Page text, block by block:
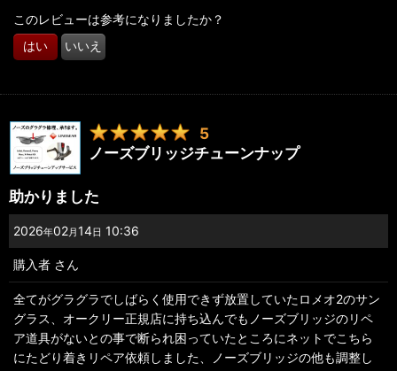
このレビューは参考になりましたか？
はい いいえ
5
ノーズブリッジチューンナップ
助かりました
2026年02月 14日 10:36
購入者 さん
全てがグラグラでしばらく使用できず放置していたロメオ2のサン
グラス、オークリー正規店に持ち込んでもノーズブリッジのリペ
ア道具がないとの事で断られ困っていたところにネットでこちら
にたどり着きリペア依頼しました、ノーズブリッジの他も調整し